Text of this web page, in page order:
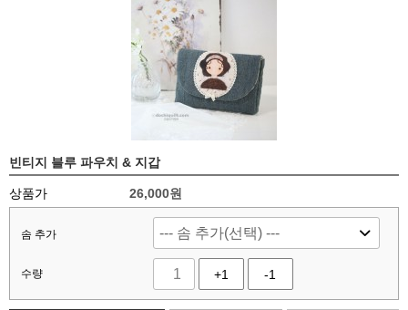
빈티지 블루 파우치 & 지갑
상품가 26,000원
솜 추가
수량 +1 -1